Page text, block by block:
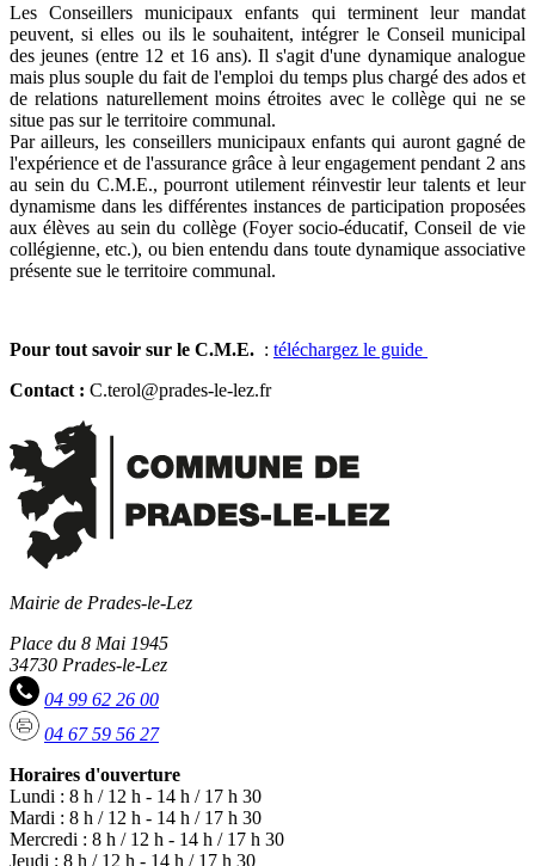
Les Conseillers municipaux enfants qui terminent leur mandat
peuvent, si elles ou ils le souhaitent, intégrer le Conseil municipal
des jeunes (entre 12 et 16 ans). Il s'agit d'une dynamique analogue
mais plus souple du fait de l'emploi du temps plus chargé des ados et
de relations naturellement moins étroites avec le collège qui ne se
situe pas sur le territoire communal.
Par ailleurs, les conseillers municipaux enfants qui auront gagné de
l'expérience et de l'assurance grâce à leur engagement pendant 2 ans
au sein du C.M.E., pourront utilement réinvestir leur talents et leur
dynamisme dans les différentes instances de participation proposées
aux élèves au sein du collège (Foyer socio-éducatif, Conseil de vie
collégienne, etc.), ou bien entendu dans toute dynamique associative
présente sue le territoire communal.
Pour tout savoir sur le C.M.E. : téléchargez le guide
Contact : C.terol@prades-le-lez.fr
Mairie de Prades-le-Lez
Place du 8 Mai 1945
34730 Prades-le-Lez
04 99 62 26 00
04 67 59 56 27
Horaires d'ouverture
Lundi : 8 h / 12 h - 14 h / 17 h 30
Mardi : 8 h / 12 h - 14 h / 17 h 30
Mercredi : 8 h / 12 h - 14 h / 17 h 30
Jeudi : 8 h / 12 h - 14 h / 17 h 30